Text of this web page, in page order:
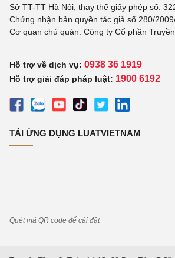
Sở TT-TT Hà Nội, thay thế giấy phép số:
Chứng nhận bản quyền tác giả số 280/
Cơ quan chủ quản: Công ty Cổ phần
Hỗ trợ về dịch vụ: 0938 36 1919
Hỗ trợ giải đáp pháp luật: 1900 6192
TẢI ỨNG DỤNG LUATVIETNAM
Quét mã QR code để cài đặt